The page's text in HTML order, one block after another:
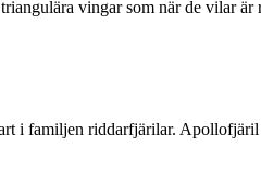
vingar som när de vilar är
i familjen riddarfjärilar. Apollofjäril